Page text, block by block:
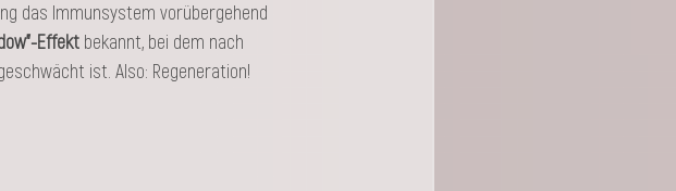
das Immunsystem vorübergehend
Effekt bekannt, bei dem nach
ist​. Also: Regeneration!